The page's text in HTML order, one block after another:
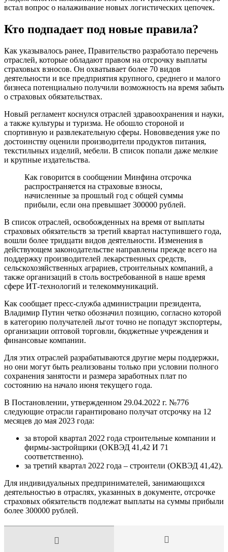
встал вопрос о налаживание новых логистических цепочек.
Кто подпадает под новые правила?
Как указывалось ранее, Правительство разработало перечень
отраслей, которые обладают правом на отсрочку выплаты
страховых взносов. Он охватывает более 70 видов
деятельности и все предприятия крупного, среднего и малого
бизнеса потенциально получили возможность на время забыть
о страховых обязательствах.
Новый регламент коснулся отраслей здравоохранения и науки,
а также культуры и туризма. Не обошло стороной и
спортивную и развлекательную сферы. Нововведения уже по
достоинству оценили производители продуктов питания,
текстильных изделий, мебели. В список попали даже мелкие
и крупные издательства.
Как говорится в сообщении Минфина отсрочка
распространяется на страховые взносы,
начисленные за прошлый год с общей суммы
прибыли, если она превышает 300000 рублей.
В список отраслей, освобожденных на время от выплаты
страховых обязательств за третий квартал наступившего года,
вошли более тридцати видов деятельности. Изменения в
действующем законодательстве направлены прежде всего на
поддержку производителей лекарственных средств,
сельскохозяйственных аграриев, строительных компаний, а
также организаций в столь востребованной в наше время
сфере ИТ-технологий и телекоммуникаций.
Как сообщает пресс-служба администрации президента,
Владимир Путин четко обозначил позицию, согласно которой
в категорию получателей льгот точно не попадут экспортеры,
организации оптовой торговли, бюджетные учреждения и
финансовые компании.
Для этих отраслей разрабатываются другие меры поддержки,
но они могут быть реализованы только при условии полного
сохранения занятости и размера заработных плат по
состоянию на начало июня текущего года.
В Постановлении, утвержденном 29.04.2022 г. №776
следующие отрасли гарантировано получат отсрочку на 12
месяцев до мая 2023 года:
за второй квартал 2022 года строительные компании и
фирмы-застройщики (ОКВЭД 41,42 И 71
соответственно).
за третий квартал 2022 года – строители (ОКВЭД 41,42).
Для индивидуальных предпринимателей, занимающихся
деятельностью в отраслях, указанных в документе, отсрочке
страховых обязательств подлежат выплаты на суммы прибыли
более 300000 рублей.